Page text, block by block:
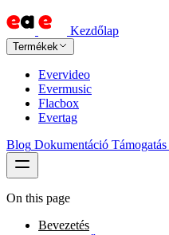
Kezdőlap
Termékek
Evervideo
Evermusic
Flacbox
Evertag
Blog Dokumentáció Támogatás
On this page
Bevezetés